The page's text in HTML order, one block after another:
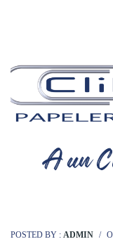
POSTED BY : ADMIN /